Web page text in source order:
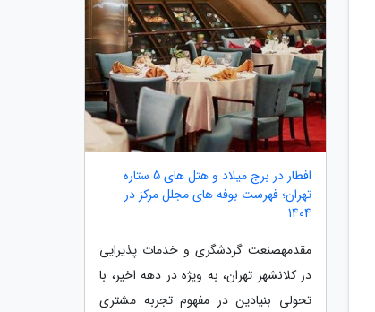
افطار در برج میلاد و هتل های 5 ستاره
تهران؛ فهرست بوفه های مجلل مرکز در
1404
مقدمهصنعت گردشگری و خدمات پذیرایی
در کلانشهر تهران، به ویژه در دهه اخیر، با
تحولی بنیادین در مفهوم تجربه مشتری